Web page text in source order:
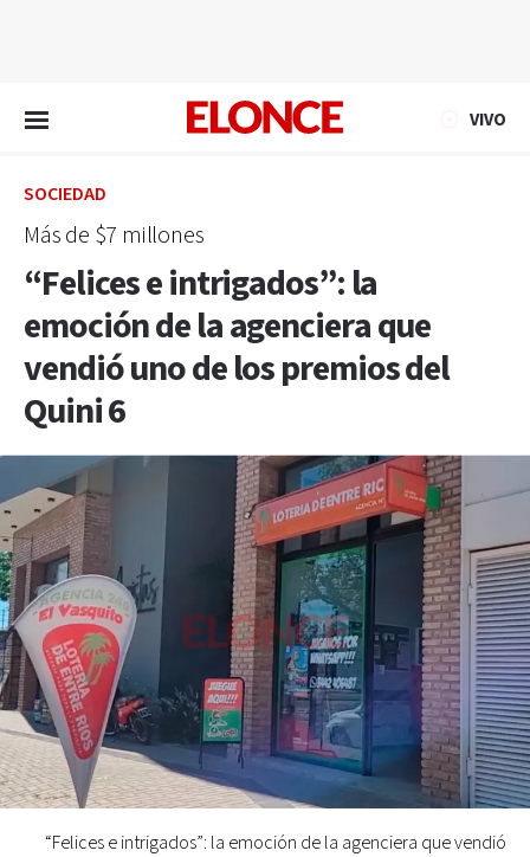
VIVO
SOCIEDAD
Más de $7 millones
“Felices e intrigados”: la
emoción de la agenciera que
vendió uno de los premios del
Quini 6
“Felices e intrigados”: la emoción de la agenciera que vendió